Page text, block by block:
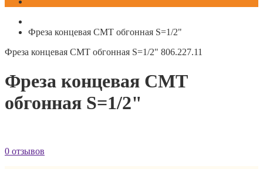
Фреза концевая CMT обгонная S=1/2"
Фреза концевая CMT обгонная S=1/2" 806.227.11
Фреза концевая CMT
обгонная S=1/2"
0 отзывов